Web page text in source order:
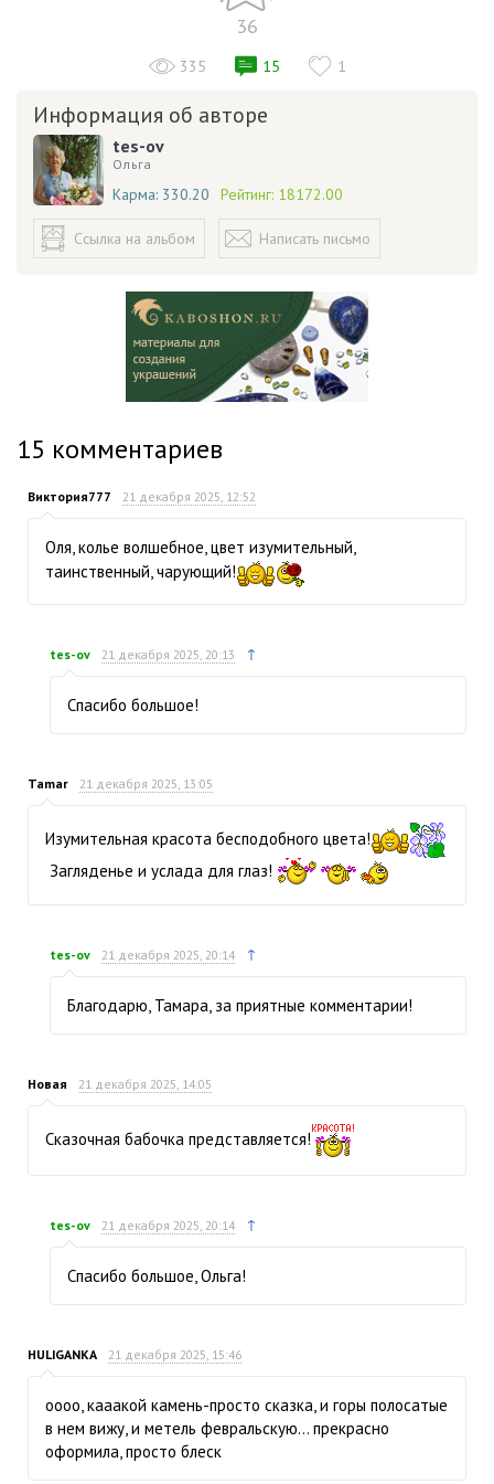
36
335 15 1
Информация об авторе
tes-ov
Ольга
Карма: 330.20 Рейтинг: 18172.00
Ссылка на альбом Написать письмо
15 комментариев
Виктория777 21 декабря 2025, 12:52
Оля, колье волшебное, цвет изумительный,
таинственный, чарующий!
tes-ov 21 декабря 2025, 20:13 ↑
Спасибо большое!
Tamar 21 декабря 2025, 13:05
Изумительная красота бесподобного цвета!
Загляденье и услада для глаз!
tes-ov 21 декабря 2025, 20:14 ↑
Благодарю, Тамара, за приятные комментарии!
Новая 21 декабря 2025, 14:05
Сказочная бабочка представляется!
tes-ov 21 декабря 2025, 20:14 ↑
Спасибо большое, Ольга!
HULIGANKA 21 декабря 2025, 15:46
оооо, кааакой камень-просто сказка, и горы полосатые
в нем вижу, и метель февральскую… прекрасно
оформила, просто блеск